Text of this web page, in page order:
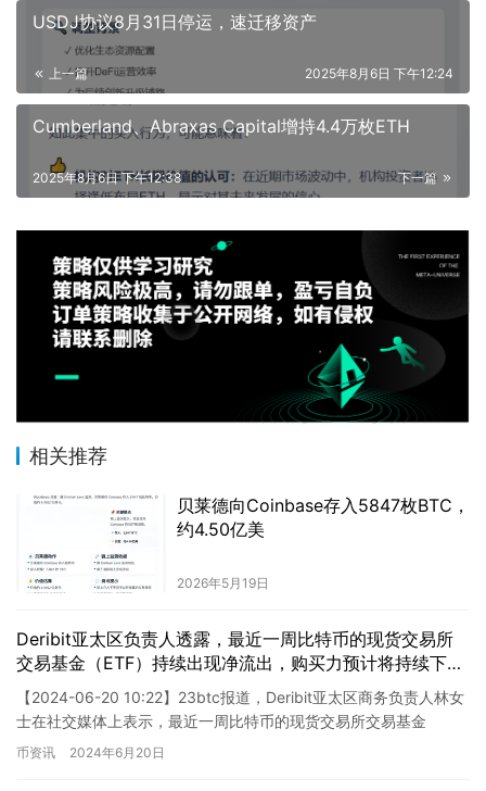
USDJ协议8月31日停运，速迁移资产
上一篇 2025年8月6日 下午12:24
Cumberland、Abraxas Capital增持4.4万枚ETH
下一篇
2025年8月6日 下午12:38
相关推荐
贝莱德向Coinbase存入5847枚BTC，
约4.50亿美
2026年5月19日
Deribit亚太区负责人透露，最近一周比特币的现货交易所
交易基金（ETF）持续出现净流出，购买力预计将持续下
降，直至8月下旬。
【2024-06-20 10:22】23btc报道，Deribit亚太区商务负责人林女
士在社交媒体上表示，最近一周比特币的现货交易所交易基金
（ETF）持续净流出，净流出总量高达87…
币资讯 2024年6月20日